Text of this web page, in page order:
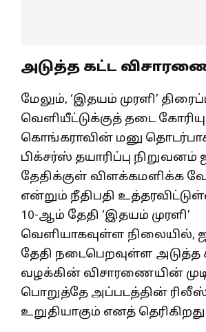
அடுத்த கட்ட
மேலும், ‘இதயம் முரளி’
வெளியீட்டுக்குத் தடை
கொங்கராவின் மனு
பிக்சர்ஸ் தயாரிப்பு
தேதிக்குள் விளக்கமளிக்க
என்றும் நீதிபதி
10-ஆம் தேதி ‘இதயம் முரளி’
வெளியாகவுள்ள
தேதி நடைபெறவுள்ள அடுத்த
வழக்கின் விசாரணையின்
பொறுத்தே அப்படத்தின்
உறுதியாகும் எனத்